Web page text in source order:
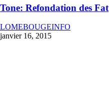
Tone: Refondation des Fat
LOMEBOUGEINFO
janvier 16, 2015